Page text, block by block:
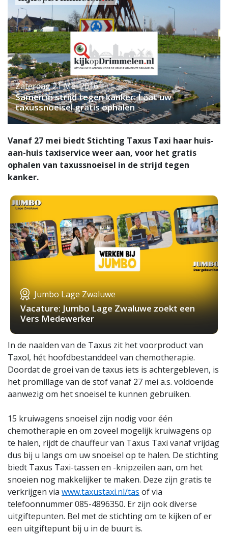
Zaterdag 21 Mei 2016
Samen in strijd tegen kanker: Laat uw
taxussnoeisel gratis ophalen
Vanaf 27 mei biedt Stichting Taxus Taxi haar huis-
aan-huis taxiservice weer aan, voor het gratis
ophalen van taxussnoeisel in de strijd tegen
kanker.
Jumbo Lage Zwaluwe
Vacature: Jumbo Lage Zwaluwe zoekt een
Vers Medewerker
In de naalden van de Taxus zit het voorproduct van
Taxol, hét hoofdbestanddeel van chemotherapie.
Doordat de groei van de taxus iets is achtergebleven, is
het promillage van de stof vanaf 27 mei a.s. voldoende
aanwezig om het snoeisel te kunnen gebruiken.
15 kruiwagens snoeisel zijn nodig voor één
chemotherapie en om zoveel mogelijk kruiwagens op
te halen, rijdt de chauffeur van Taxus Taxi vanaf vrijdag
dus bij u langs om uw snoeisel op te halen. De stichting
biedt Taxus Taxi-tassen en -knipzeilen aan, om het
snoeien nog makkelijker te maken. Deze zijn gratis te
verkrijgen via www.taxustaxi.nl/tas of via
telefoonnummer 085-4896350. Er zijn ook diverse
uitgiftepunten. Bel met de stichting om te kijken of er
een uitgiftepunt bij u in de buurt is.